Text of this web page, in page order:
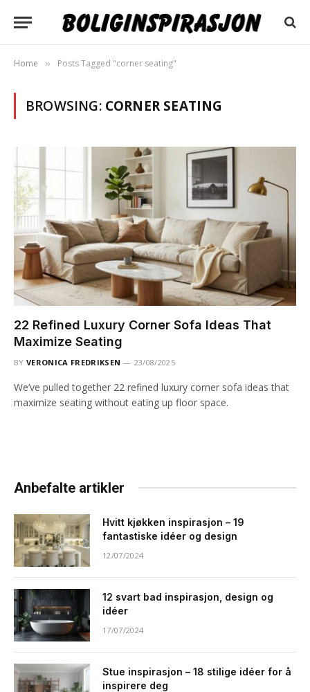
Home » Posts Tagged "corner seating"
BROWSING: CORNER SEATING
22 Refined Luxury Corner Sofa Ideas That
Maximize Seating
BY VERONICA FREDRIKSEN 23/08/2025
We’ve pulled together 22 refined luxury corner sofa ideas that
maximize seating without eating up floor space.
Anbefalte artikler
Hvitt kjøkken inspirasjon – 19
fantastiske idéer og design
12/07/2024
12 svart bad inspirasjon, design og
idéer
17/07/2024
Stue inspirasjon – 18 stilige idéer for å
inspirere deg